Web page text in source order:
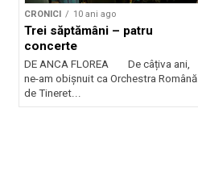
CRONICI 10 ani ago
Trei săptămâni – patru
concerte
DE ANCA FLOREA De câțiva ani,
ne-am obișnuit ca Orchestra Română
de Tineret...